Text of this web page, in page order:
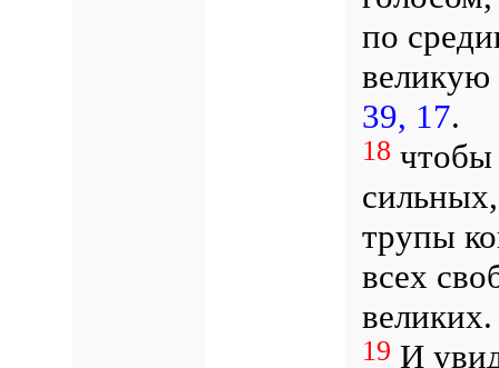
по
39, 17.
18
трупы
всех
великих.
19 И